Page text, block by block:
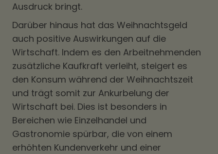
Ausdruck bringt.
Darüber hinaus hat das Weihnachtsgeld
auch positive Auswirkungen auf die
Wirtschaft. Indem es den Arbeitnehmenden
zusätzliche Kaufkraft verleiht, steigert es
den Konsum während der Weihnachtszeit
und trägt somit zur Ankurbelung der
Wirtschaft bei. Dies ist besonders in
Bereichen wie Einzelhandel und
Gastronomie spürbar, die von einem
erhöhten Kundenverkehr und einer